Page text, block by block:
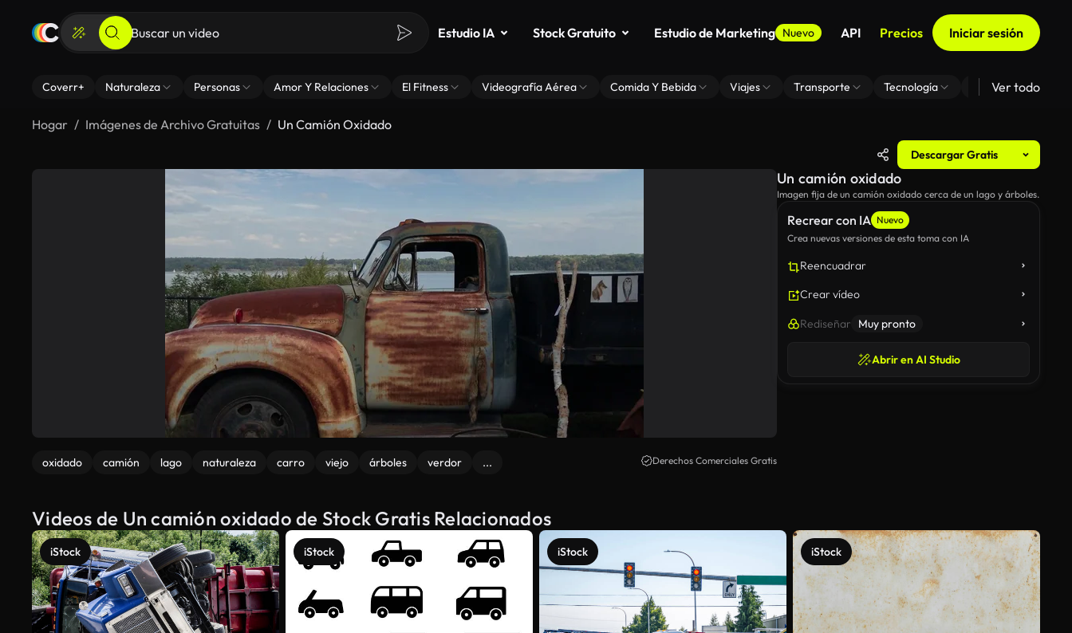
Estudio IA Stock Gratuito Estudio de Marketing Nuevo API Precios Iniciar sesión
Coverr+ Naturaleza Personas Amor Y Relaciones El Fitness Videografía Aérea Comida Y Bebida Viajes Transporte Tecnología Zoom De Fondo
Ver todo
Hogar Imágenes de Archivo Gratuitas Un Camión Oxidado
Descargar Gratis
oxidado camión lago naturaleza carro viejo árboles verdor ... Derechos Comerciales Gratis
Recrear con IA Nuevo
Crea nuevas versiones de esta toma con IA
Reencuadrar
Crear vídeo
Rediseñar Muy pronto
Abrir en AI Studio
Un camión oxidado
Imagen fija de un camión oxidado cerca de un lago y árboles.
Videos de Un camión oxidado de Stock Gratis Relacionados
iStock iStock iStock iStock